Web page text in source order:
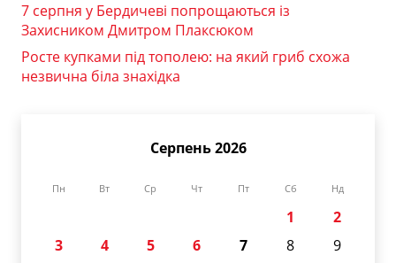
7 серпня у Бердичеві попрощаються із
Захисником Дмитром Плаксюком
Росте купками під тополею: на який гриб схожа
незвична біла знахідка
Серпень 2026
Пн Вт Ср Чт Пт Сб Нд
1
2
3
4 5 6 7 8
9